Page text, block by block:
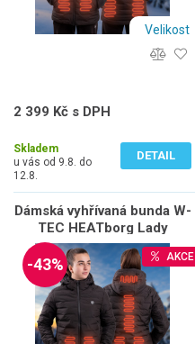
Velikost
2 399 Kč s DPH
Skladem
u vás od 9.8. do
12.8.
DETAIL
Dámská vyhřívaná bunda W-
TEC HEATborg Lady
AKCE
-43%